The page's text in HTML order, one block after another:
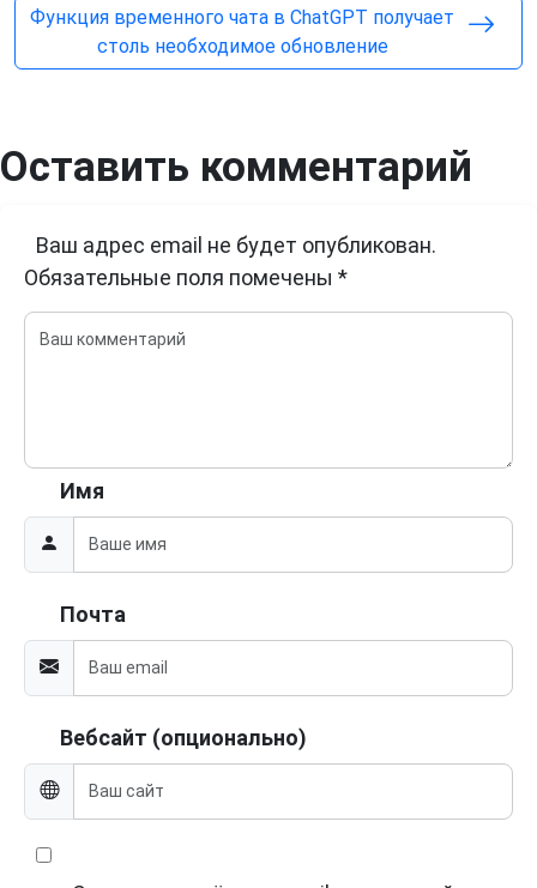
Функция временного чата в ChatGPT получает
столь необходимое обновление
Оставить комментарий
Ваш адрес email не будет опубликован.
Обязательные поля помечены *
Имя
Почта
Вебсайт (опционально)